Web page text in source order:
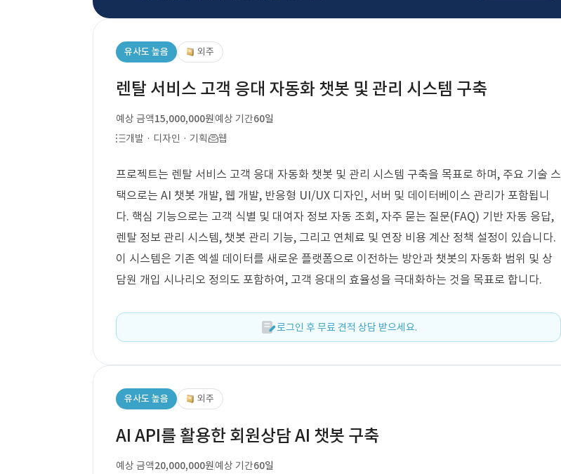
유사도 높음 외주
렌탈 서비스 고객 응대 자동화 챗봇 및 관리 시스템 구축
예상 금액15,000,000원예상 기간60일
개발 · 디자인 · 기획
웹
프로젝트는 렌탈 서비스 고객 응대 자동화 챗봇 및 관리 시스템 구축을 목표로 하며, 주요 기술 스
택으로는 AI 챗봇 개발, 웹 개발, 반응형 UI/UX 디자인, 서버 및 데이터베이스 관리가 포함됩니
다. 핵심 기능으로는 고객 식별 및 대여자 정보 자동 조회, 자주 묻는 질문(FAQ) 기반 자동 응답,
렌탈 정보 관리 시스템, 챗봇 관리 기능, 그리고 연체료 및 연장 비용 계산 정책 설정이 있습니다.
이 시스템은 기존 엑셀 데이터를 새로운 플랫폼으로 이전하는 방안과 챗봇의 자동화 범위 및 상
담원 개입 시나리오 정의도 포함하여, 고객 응대의 효율성을 극대화하는 것을 목표로 합니다.
로그인 후 무료 견적 상담 받으세요.
유사도 높음 외주
AI API를 활용한 회원상담 AI 챗봇 구축
예상 금액20,000,000원예상 기간60일